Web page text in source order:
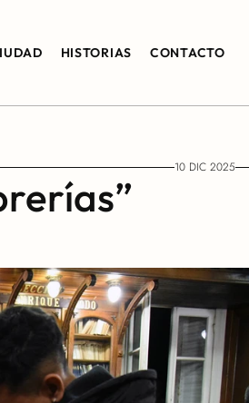
HISTORIAS CONTACTO
10 DIC 2025